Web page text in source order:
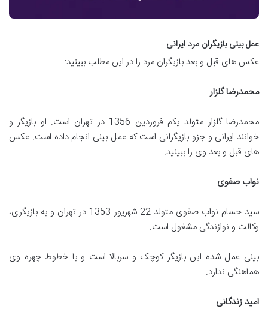
عمل بینی بازیگران مرد ایرانی
عکس های قبل و بعد بازیگران مرد را در این مطلب ببینید:
محمدرضا گلزار
محمدرضا گلزار متولد یکم فروردین 1356 در تهران است. او بازیگر و
خوانند ایرانی و جزو بازیگرانی است که عمل بینی انجام داده است. عکس
های قبل و بعد وی را ببینید.
نواب صفوی
سید حسام نواب صفوی متولد 22 شهریور 1353 در تهران و به بازیگری،
وکالت و نوازندگی مشغول است.
بینی عمل شده این بازیگر کوچک و سربالا است و با خطوط چهره وی
هماهنگی ندارد.
امید زندگانی